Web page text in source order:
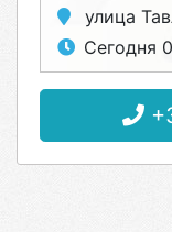
улица
Сегодня